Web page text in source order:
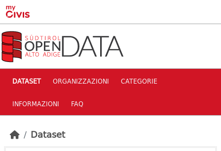
Skip to main content
DATASET ORGANIZZAZIONI CATEGORIE
INFORMAZIONI FAQ
Dataset